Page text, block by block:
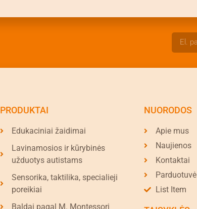
PRODUKTAI
Edukaciniai žaidimai
Lavinamosios ir kūrybinės
užduotys autistams
Sensorika, taktilika, specialieji
poreikiai
Baldai pagal M. Montessori
NUORODOS
Apie mus
Naujienos
Kontaktai
Parduotuvė
List Item